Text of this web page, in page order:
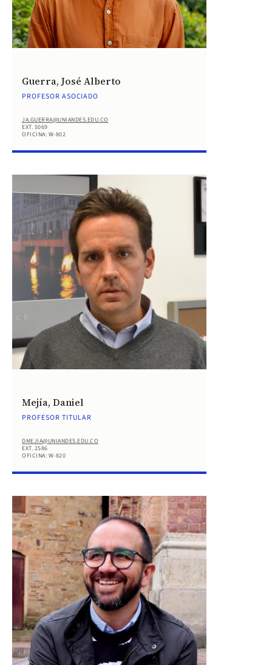
Guerra, José Alberto
PROFESOR ASOCIADO
JA.GUERRA@UNIANDES.EDU.CO
EXT. 5069
OFICINA: W-802
Mejía, Daniel
PROFESOR TITULAR
DMEJIA@UNIANDES.EDU.CO
EXT. 2586
OFICINA: W-820